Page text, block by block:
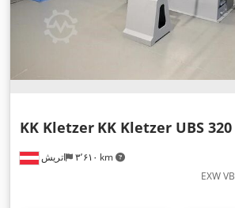
اتریش ۳٬۶۱۰ km
KK Kletzer KK Kletzer UBS 320
EXW VB به اضافه مالیات بر ارزش